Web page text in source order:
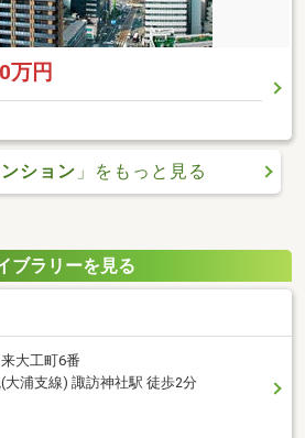
万円
ション 」をもっと見る
ブラリーを見る
大工町6番
大浦支線) 諏訪神社駅 徒歩2分